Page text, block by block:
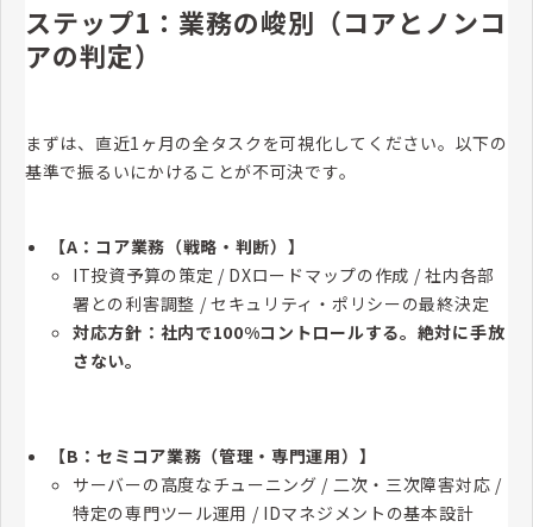
ステップ1：業務の峻別（コアとノンコ
アの判定）
まずは、直近1ヶ月の全タスクを可視化してください。以下の
基準で振るいにかけることが不可決です。
【A：コア業務（戦略・判断）】
IT投資予算の策定 / DXロードマップの作成 / 社内各部
署との利害調整 / セキュリティ・ポリシーの最終決定
対応方針：社内で100%コントロールする。絶対に手放
さない。
【B：セミコア業務（管理・専門運用）】
サーバーの高度なチューニング / 二次・三次障害対応 /
特定の専門ツール運用 / IDマネジメントの基本設計